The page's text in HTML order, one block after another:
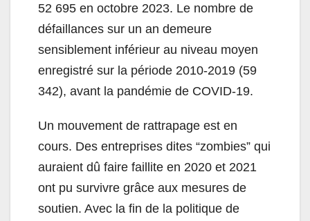
52 695 en octobre 2023. Le nombre de
défaillances sur un an demeure
sensiblement inférieur au niveau moyen
enregistré sur la période 2010-2019 (59
342), avant la pandémie de COVID-19.
Un mouvement de rattrapage est en
cours. Des entreprises dites “zombies” qui
auraient dû faire faillite en 2020 et 2021
ont pu survivre grâce aux mesures de
soutien. Avec la fin de la politique de